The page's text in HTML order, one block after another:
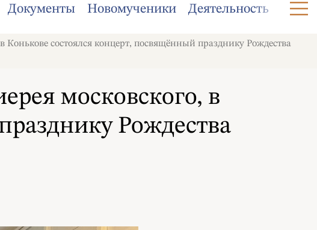
Документы Новомученики Деятельность
состоялся концерт, посвящённый празднику Рождества
московского, в
Рождества